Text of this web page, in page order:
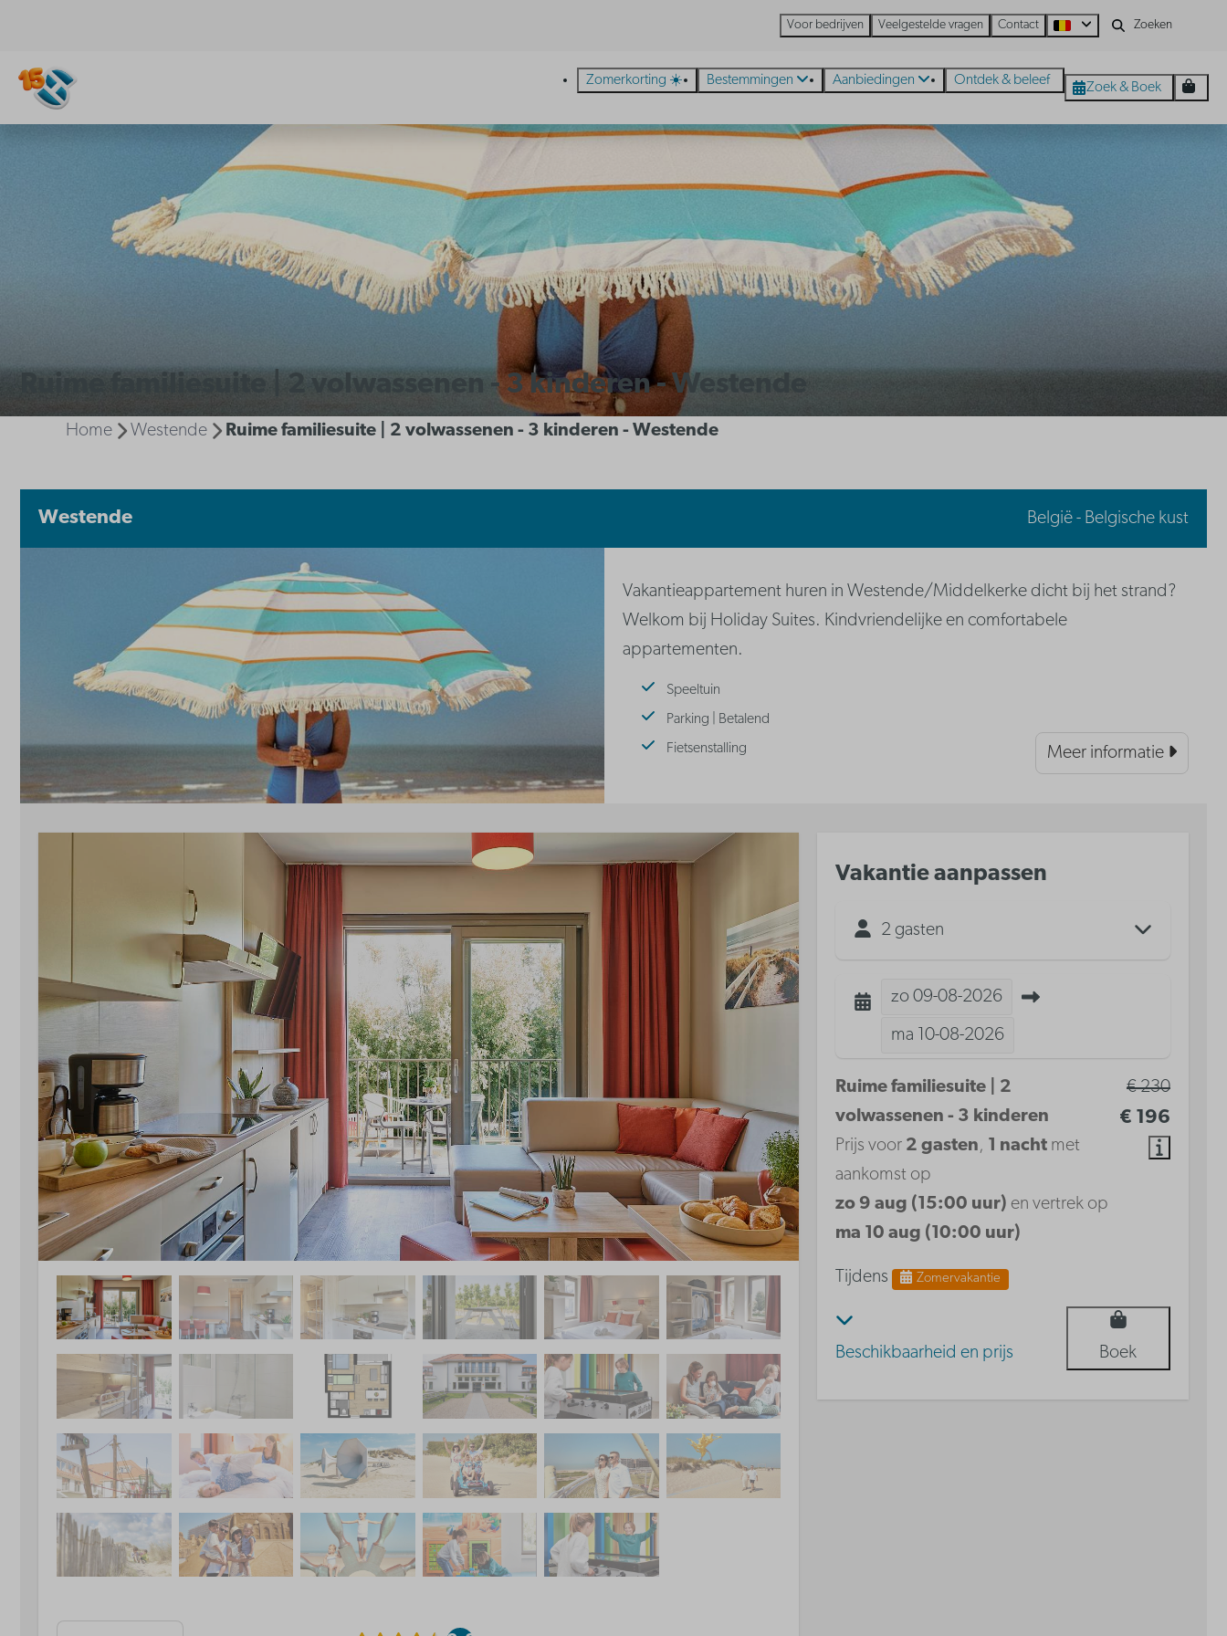
Voor bedrijven Veelgestelde vragen Contact
Zomerkorting ☀️ Bestemmingen Aanbiedingen Ontdek & beleef Zoek & Boek
Ruime familiesuite | 2 volwassenen - 3 kinderen - Westende
Home Westende Ruime familiesuite | 2 volwassenen - 3 kinderen - Westende
Westende België - Belgische kust
Vakantieappartement huren in Westende/Middelkerke dicht bij het strand?
Welkom bij Holiday Suites. Kindvriendelijke en comfortabele
appartementen.
Speeltuin
Parking | Betalend
Fietsenstalling
Meer informatie
Vakantie aanpassen
2 gasten
zo 09-08-2026
ma 10-08-2026
€ 230
€ 196
Ruime familiesuite | 2
volwassenen - 3 kinderen
Prijs voor 2 gasten, 1 nacht met
aankomst op
zo 9 aug (15:00 uur) en vertrek op
ma 10 aug (10:00 uur)
Tijdens Zomervakantie
Beschikbaarheid en prijs Boek